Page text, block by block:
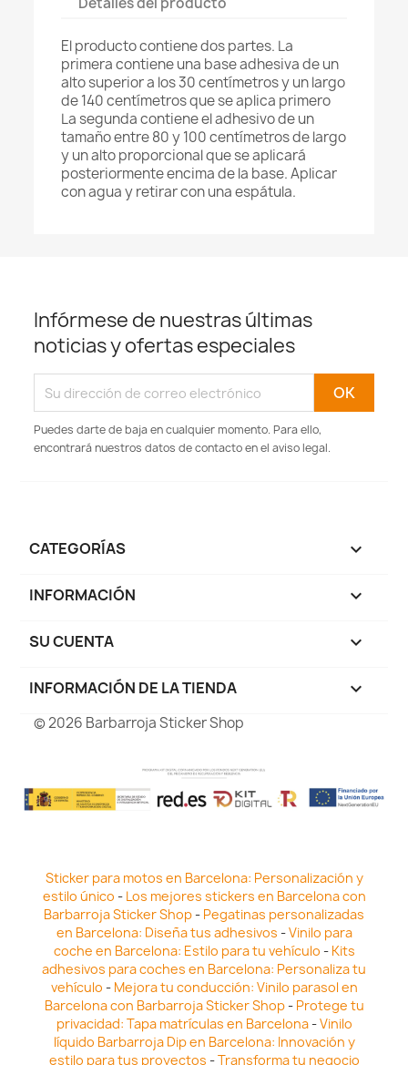
El producto contiene dos partes. La
primera contiene una base adhesiva de un
alto superior a los 30 centímetros y un largo
de 140 centímetros que se aplica primero
La segunda contiene el adhesivo de un
tamaño entre 80 y 100 centímetros de largo
y un alto proporcional que se aplicará
posteriormente encima de la base. Aplicar
con agua y retirar con una espátula.
Infórmese de nuestras últimas
noticias y ofertas especiales
Puedes darte de baja en cualquier momento. Para ello,
encontrará nuestros datos de contacto en el aviso legal.
CATEGORÍAS 
INFORMACIÓN 
SU CUENTA 
INFORMACIÓN DE LA TIENDA keyboard_arrow_down
© 2026 Barbarroja Sticker Shop
Sticker para motos en Barcelona: Personalización y
estilo único - Los mejores stickers en Barcelona con
Barbarroja Sticker Shop- Pegatinas personalizadas
en Barcelona: Diseña tus adhesivos -Vinilo para
coche en Barcelona: Estilo para tu vehículo - Kits
adhesivos para coches en Barcelona: Personaliza tu
vehículo - Mejora tu conducción: Vinilo parasol en
Barcelona con Barbarroja Sticker Shop- Protege tu
privacidad: Tapa matrículas en Barcelona-Vinilo
líquido Barbarroja Dip en Barcelona: Innovación y
estilo para tus proyectos -Transforma tu negocio